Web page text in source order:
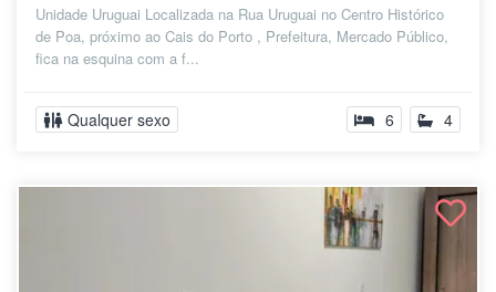
Unidade Uruguai Localizada na Rua Uruguai no Centro Histórico
de Poa, próximo ao Cais do Porto , Prefeitura, Mercado Público,
fica na esquina com a f...
Qualquer sexo 6 4